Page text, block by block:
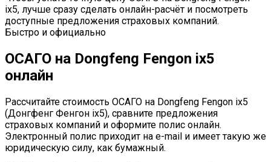
ix5, лучше сразу сделать онлайн-расчёт и посмотреть
доступные предложения страховых компаний.
Быстро и официально
ОСАГО на Dongfeng Fengon ix5
онлайн
Рассчитайте стоимость ОСАГО на Dongfeng Fengon ix5
(Донгфенг Фенгон ix5), сравните предложения
страховых компаний и оформите полис онлайн.
Электронный полис приходит на e-mail и имеет такую же
юридическую силу, как бумажный.